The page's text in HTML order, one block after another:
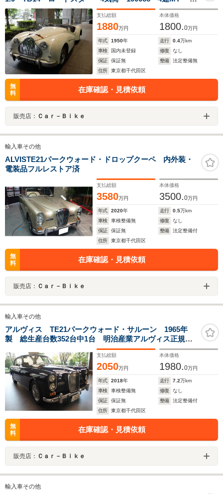
治産業アルヴィス限定モデル
支払総額
1880万円
本体価格
1800.0万円
年式 1950年 走行 0.4万km
車検
国内未登録 修復
なし
保証
保証無 整備
法定整備無
住所
東京都千代田区
無
料
在庫確認・見積依頼
販売店： Ｃａｒ－Ｂｉｋｅ
輸入車その他
ALVISTE21パークウォード・ドロップクーペ 内外装・
電装品フルレストア済
支払総額
3580万円
本体価格
3500.0万円
年式 2020年 走行 0.5万km
車検
車検整備無 修復
なし
保証
保証無 整備
法定整備付
住所
東京都千代田区
無
料
在庫確認・見積依頼
販売店： Ｃａｒ－Ｂｉｋｅ
輸入車その他
アルヴィス TE21パークウォード・サルーン 1965年
製 総生産台数352台中1台 明治産業アルヴィス正規販
支払総額
2050万円
本体価格
1980.0万円
年式 2018年 走行 7.2万km
車検
車検整備無 修復
なし
保証
保証無 整備
法定整備付
住所
東京都千代田区
無
料
在庫確認・見積依頼
販売店： Ｃａｒ－Ｂｉｋｅ
輸入車その他